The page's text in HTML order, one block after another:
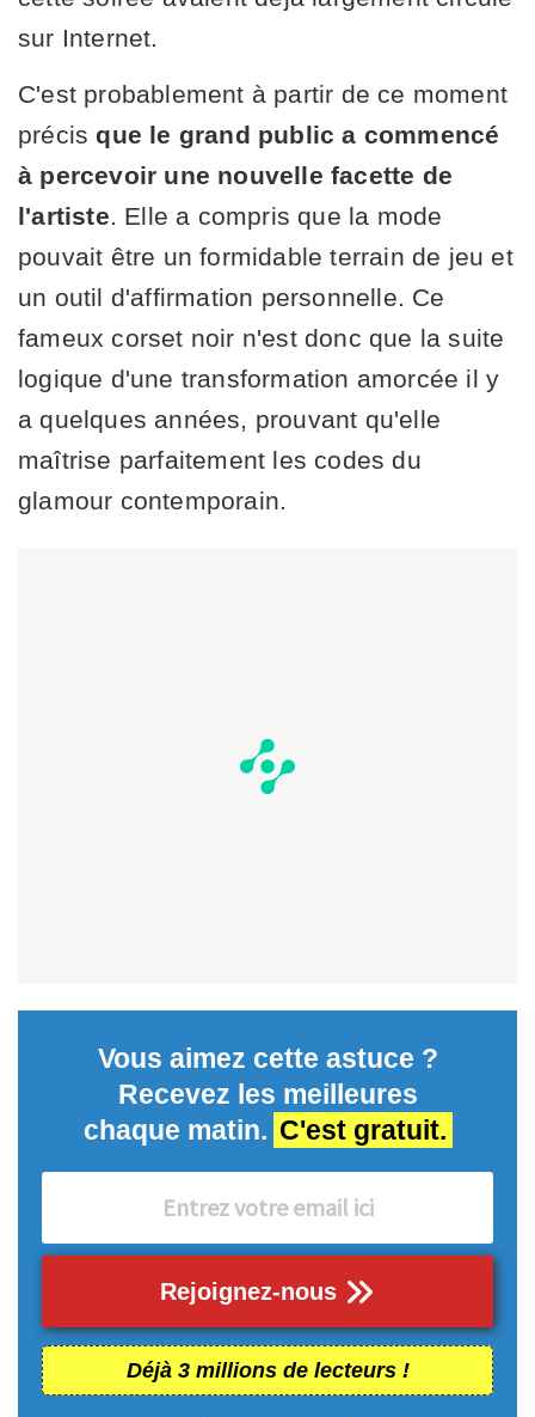
sur Internet.
C'est probablement à partir de ce moment
précisque le grand public a commencé
à percevoir une nouvelle facette de
l'artiste. Elle a compris que la mode
pouvait être un formidable terrain de jeu et
un outil d'affirmation personnelle. Ce
fameux corset noir n'est donc que la suite
logique d'une transformation amorcée il y
a quelques années, prouvant qu'elle
maîtrise parfaitement les codes du
glamour contemporain.
Vous aimez cette astuce ?
Recevez les meilleures
chaque matin. C'est gratuit.
Rejoignez-nous
Déjà 3 millions de lecteurs !